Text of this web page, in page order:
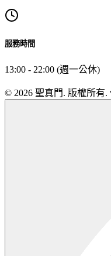
服務時間
13:00 - 22:00 (週一公休)
© 2026 聖真門. 版權所有.